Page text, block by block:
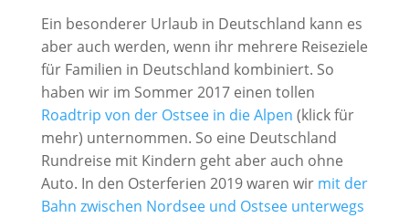
Ein besonderer Urlaub in Deutschland kann es
aber auch werden, wenn ihr mehrere Reiseziele
für Familien in Deutschland kombiniert. So
haben wir im Sommer 2017 einen tollen
Roadtrip von der Ostsee in die Alpen (klick für
mehr) unternommen. So eine Deutschland
Rundreise mit Kindern geht aber auch ohne
Auto. In den Osterferien 2019 waren wir mit der
Bahn zwischen Nordsee und Ostsee unterwegs